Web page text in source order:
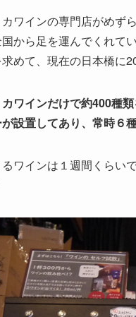
ワインの専門店がめず
から足を運んでくれて
めて、現在の日本橋に
ワインだけで約400種
設置してあり、常時６
ワインは１週間くらい